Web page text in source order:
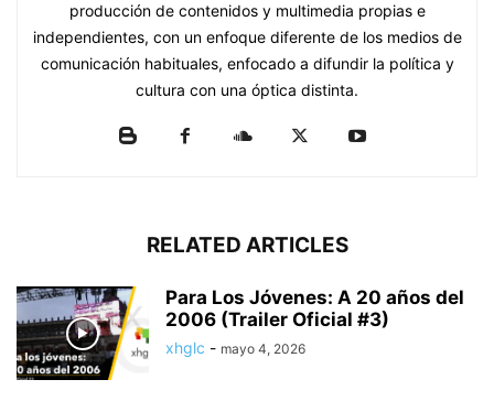
producción de contenidos y multimedia propias e
independientes, con un enfoque diferente de los medios de
comunicación habituales, enfocado a difundir la política y
cultura con una óptica distinta.
RELATED ARTICLES
Para Los Jóvenes: A 20 años del
2006 (Trailer Oficial #3)
xhglc - mayo 4, 2026